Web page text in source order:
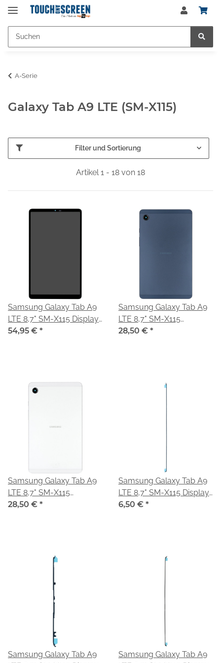
A-Serie
Galaxy Tab A9 LTE (SM-X115)
Filter und Sortierung
Artikel 1 - 18 von 18
Samsung Galaxy Tab A9
LTE 8,7" SM-X115 Display
Modul Touchscreen
54,95 € *
Samsung Galaxy Tab A9
LTE 8,7" SM-X115
Backcover Akkudeckel
28,50 € *
Samsung Galaxy Tab A9
LTE 8,7" SM-X115
Backcover Akkudeckel
28,50 € *
Samsung Galaxy Tab A9
LTE 8,7" SM-X115 Display
Klebefolie links GH81-
6,50 € *
Samsung Galaxy Tab A9
Samsung Galaxy Tab A9